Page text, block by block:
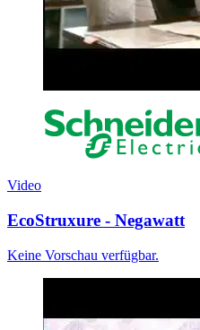
Video
EcoStruxure - Negawatt
Keine Vorschau verfügbar.